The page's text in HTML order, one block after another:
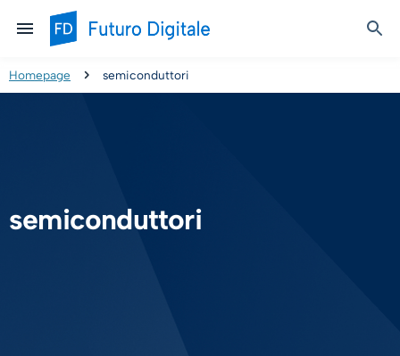
Homepage semiconduttori
semiconduttori